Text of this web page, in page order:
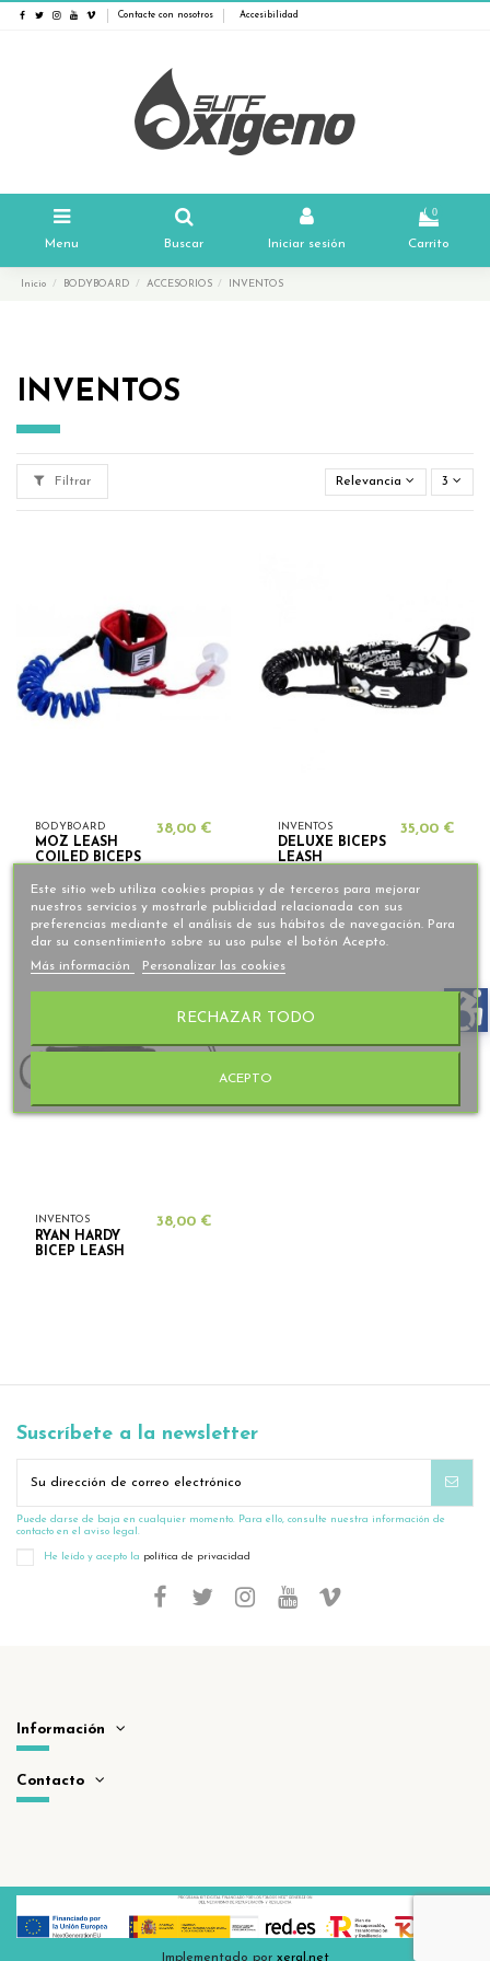
Contacte con nosotros Accesibilidad
Menu Buscar Iniciar sesión
0
Carrito
Inicio BODYBOARD ACCESORIOS INVENTOS
INVENTOS
Filtrar Relevancia 3
BODYBOARD
MOZ LEASH
COILED BICEPS
38,00 € INVENTOS
DELUXE BICEPS
LEASH
35,00 €
INVENTOS
RYAN HARDY
BICEP LEASH
38,00 €
Suscríbete a la newsletter
Puede darse de baja en cualquier momento. Para ello, consulte nuestra información de
contacto en el aviso legal.
He leído y acepto la política de privacidad
Información
Contacto
Este sitio web utiliza cookies propias y de terceros para mejorar
nuestros servicios y mostrarle publicidad relacionada con sus
preferencias mediante el análisis de sus hábitos de navegación. Para
dar su consentimiento sobre su uso pulse el botón Acepto.
Más información
Personalizar las cookies
RECHAZAR TODO
ACEPTO
Implementado por xeral.net